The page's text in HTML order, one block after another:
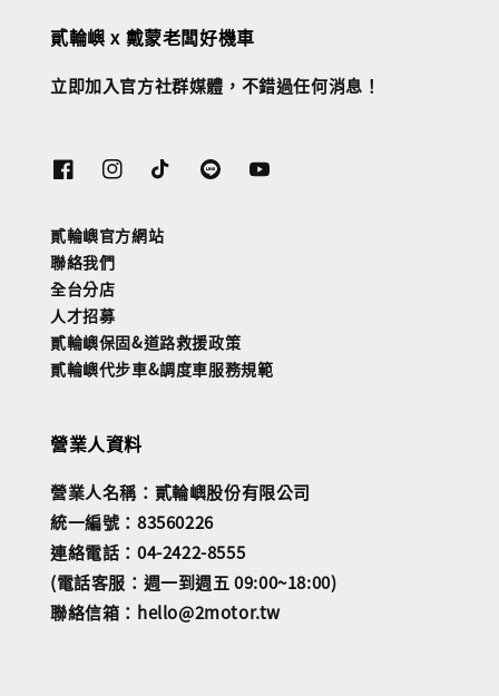
貳輪嶼 x 戴蒙老闆好機車
立即加入官方社群媒體，不錯過任何消息！
貳輪嶼官方網站
聯絡我們
全台分店
人才招募
貳輪嶼保固&道路救援政策
貳輪嶼代步車&調度車服務規範
營業人資料
營業人名稱：貳輪嶼股份有限公司
統一編號：83560226
連絡電話：04-2422-8555
(電話客服：週一到週五 09:00~18:00)
聯絡信箱：hello@2motor.tw